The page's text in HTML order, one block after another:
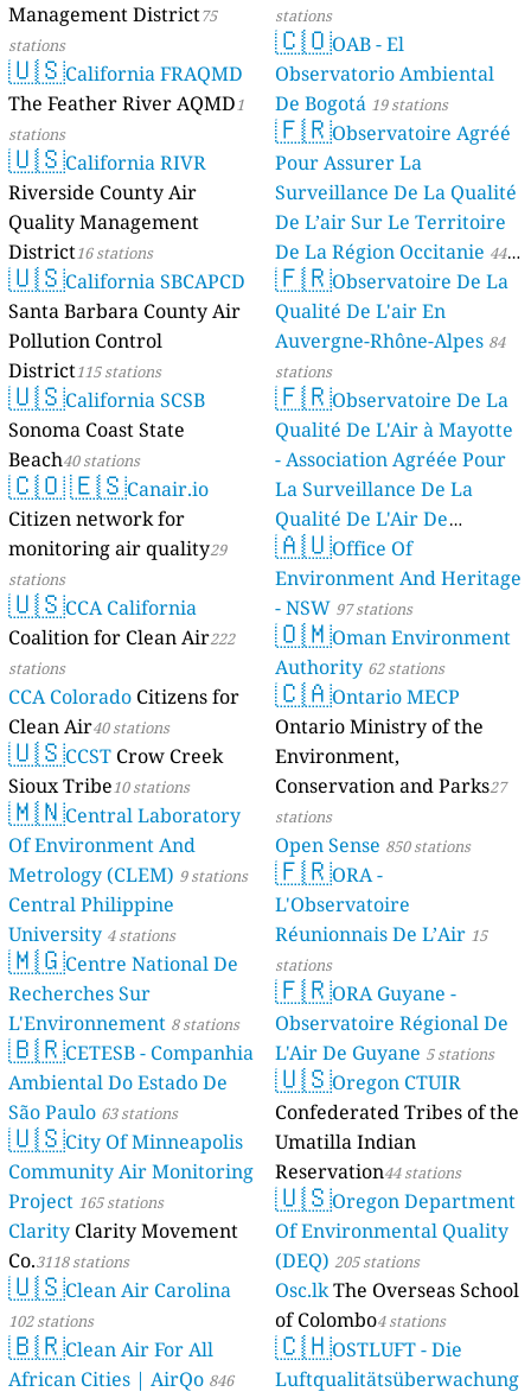
Management District75
stations
🇺🇸California FRAQMD
The Feather River AQMD1
stations
🇺🇸California RIVR
Riverside County Air
Quality Management
District16 stations
🇺🇸California SBCAPCD
Santa Barbara County Air
Pollution Control
District115 stations
🇺🇸California SCSB
Sonoma Coast State
Beach40 stations
🇨🇴🇪🇸Canair.io
Citizen network for
monitoring air quality29
stations
🇺🇸CCA California
Coalition for Clean Air222
stations
CCA Colorado Citizens for
Clean Air40 stations
🇺🇸CCST Crow Creek
Sioux Tribe10 stations
🇲🇳Central Laboratory
Of Environment And
Metrology (CLEM) 9 stations
Central Philippine
University 4 stations
🇲🇬Centre National De
Recherches Sur
L'Environnement 8 stations
🇧🇷CETESB - Companhia
Ambiental Do Estado De
São Paulo 63 stations
🇺🇸City Of Minneapolis
Community Air Monitoring
Project 165 stations
Clarity Clarity Movement
Co.3118 stations
🇺🇸Clean Air Carolina
102 stations
🇧🇷Clean Air For All
African Cities | AirQo 846
stations
🇨🇴OAB - El
Observatorio Ambiental
De Bogotá 19 stations
🇫🇷Observatoire Agréé
Pour Assurer La
Surveillance De La Qualité
De L’air Sur Le Territoire
De La Région Occitanie 44
stations
🇫🇷Observatoire De La
Qualité De L'air En
Auvergne-Rhône-Alpes 84
stations
🇫🇷Observatoire De La
Qualité De L'Air à Mayotte
- Association Agréée Pour
La Surveillance De La
Qualité De L'Air De
Mayotte 4 stations
🇦🇺Office Of
Environment And Heritage
- NSW 97 stations
🇴🇲Oman Environment
Authority 62 stations
🇨🇦Ontario MECP
Ontario Ministry of the
Environment,
Conservation and Parks27
stations
Open Sense 850 stations
🇫🇷ORA -
L'Observatoire
Réunionnais De L’Air 15
stations
🇫🇷ORA Guyane -
Observatoire Régional De
L'Air De Guyane 5 stations
🇺🇸Oregon CTUIR
Confederated Tribes of the
Umatilla Indian
Reservation44 stations
🇺🇸Oregon Department
Of Environmental Quality
(DEQ) 205 stations
Osc.lkThe Overseas School
of Colombo4 stations
🇨🇭OSTLUFT - Die
Luftqualitätsüberwachung